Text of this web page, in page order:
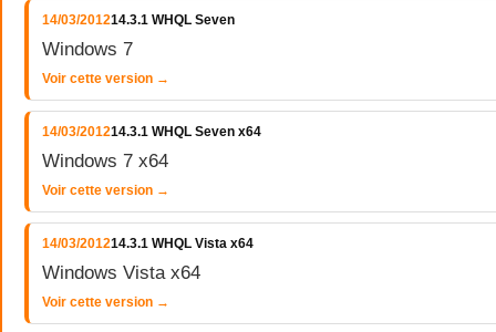
14/03/201214.3.1 WHQL Seven
Windows 7
Voir cette version →
14/03/201214.3.1 WHQL Seven x64
Windows 7 x64
Voir cette version →
14/03/201214.3.1 WHQL Vista x64
Windows Vista x64
Voir cette version →